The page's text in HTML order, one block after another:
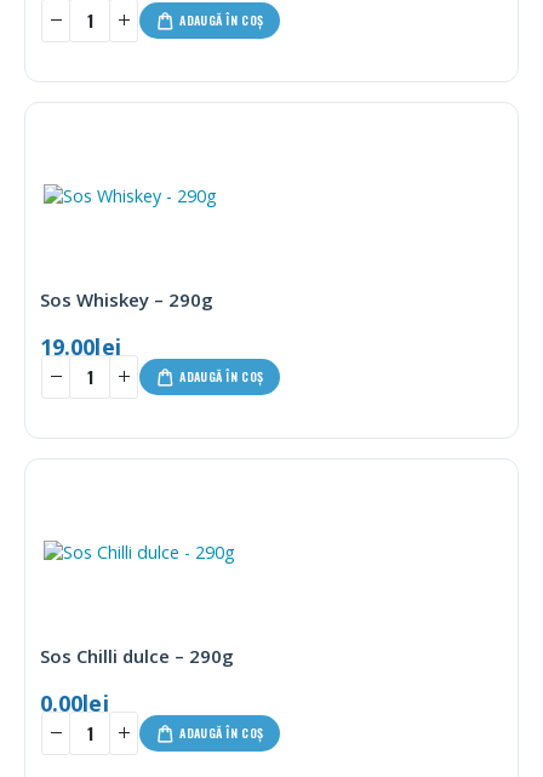
ADAUGĂ ÎN COȘ
Sos Whiskey – 290g
19.00lei
ADAUGĂ ÎN COȘ
Sos Chilli dulce – 290g
0.00lei
ADAUGĂ ÎN COȘ